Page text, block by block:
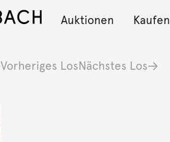
Auktionen Kaufen
Vorheriges LosNächstes Los